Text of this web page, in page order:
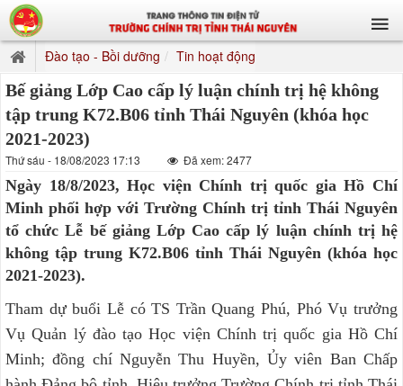
Đào tạo - Bồi dưỡng Tin hoạt động
Bế giảng Lớp Cao cấp lý luận chính trị hệ không
tập trung K72.B06 tỉnh Thái Nguyên (khóa học
2021-2023)
Thứ sáu - 18/08/2023 17:13 Đã xem: 2477
Ngày 18/8/2023, Học viện Chính trị quốc gia Hồ Chí
Minh phối hợp với Trường Chính trị tỉnh Thái Nguyên
tổ chức Lễ bế giảng Lớp Cao cấp lý luận chính trị hệ
không tập trung K72.B06 tỉnh Thái Nguyên (khóa học
2021-2023).
Tham dự buổi Lễ có TS Trần Quang Phú, Phó Vụ trưởng
Vụ Quản lý đào tạo Học viện Chính trị quốc gia Hồ Chí
Minh; đồng chí Nguyễn Thu Huyền, Ủy viên Ban Chấp